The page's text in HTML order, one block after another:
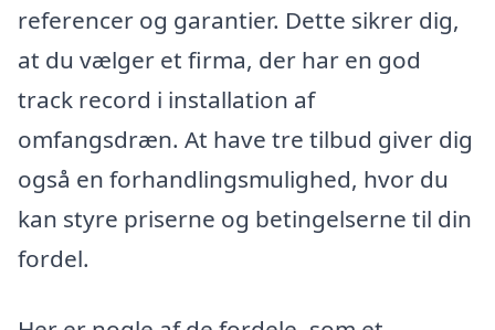
referencer og garantier. Dette sikrer dig,
at du vælger et firma, der har en god
track record i installation af
omfangsdræn. At have tre tilbud giver dig
også en forhandlingsmulighed, hvor du
kan styre priserne og betingelserne til din
fordel.